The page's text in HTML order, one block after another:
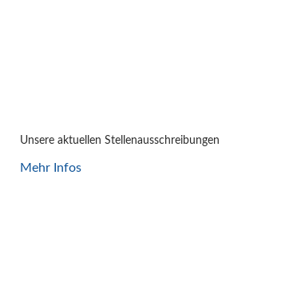
Unsere aktuellen Stellenausschreibungen
Mehr Infos